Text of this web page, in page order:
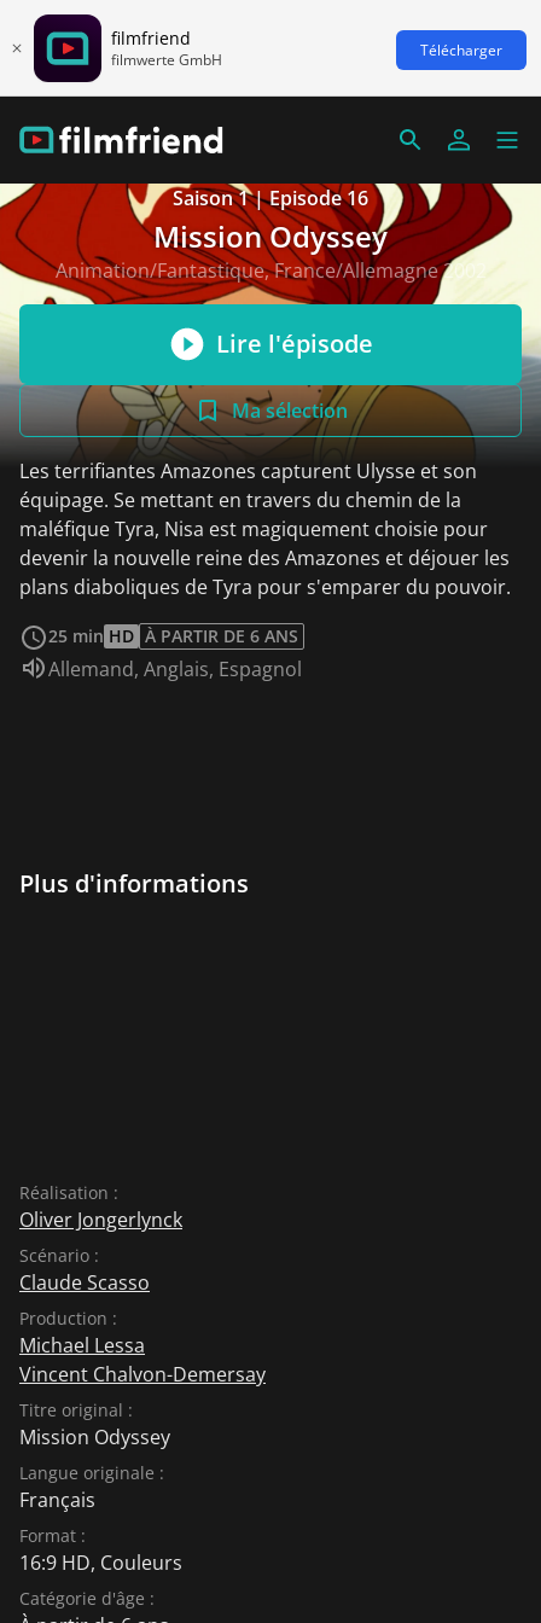
filmfriend
filmwerte GmbH Télécharger
Saison 1 | Episode 16
Mission Odyssey
Animation/Fantastique, France/Allemagne 2002
Lire l'épisode
Ma sélection
Les terrifiantes Amazones capturent Ulysse et son
équipage. Se mettant en travers du chemin de la
maléfique Tyra, Nisa est magiquement choisie pour
devenir la nouvelle reine des Amazones et déjouer les
plans diaboliques de Tyra pour s'emparer du pouvoir.
25 min HD À PARTIR DE 6 ANS
Audio :
Allemand, Anglais, Espagnol
Plus d'informations
Réalisation :
Oliver Jongerlynck
Scénario :
Claude Scasso
Production :
Michael Lessa
Vincent Chalvon-Demersay
Titre original :
Mission Odyssey
Langue originale :
Français
Format :
16:9 HD, Couleurs
Catégorie d'âge :